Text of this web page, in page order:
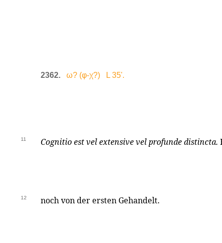
2362. ω? (φ-χ?) L 35'.
11 Cognitio est vel extensive vel profunde distincta.
12 noch von der ersten Gehandelt.